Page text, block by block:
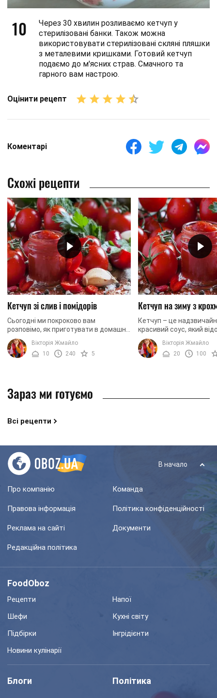
10
Через 30 хвилин розливаємо кетчуп у
стерилізовані банки. Також можна
використовувати стерилізовані скляні пляшки
з металевими кришками. Готовий кетчуп
подаємо до м'ясних страв. Смачного та
гарного вам настрою.
Оцінити рецепт
Коментарі
Схожі рецепти
Кетчуп зі слив і помідорів
Сьогодні ми покроково вам
розповімо, як приготувати в домашніх
умовах невимовно смачний,
ароматний та надзвичайно
апетитний кетчуп зі слив та ...
Вікторія Жмайло
10
240 5
Кетчуп на зиму з
Кетчуп – це
красивий соус, який
практично в усьому
Здебільшого його
прагнучи ...
Вікторія Жмайло
20
100
Зараз ми готуємо
Всі рецепти
В начало
Про компанію Команда
Правова інформація Політика конфіденційності
Реклама на сайті Документи
Редакційна політика
FoodOboz
Рецепти
Напої
Шефи
Кухні світу
Підбірки
Інгрідієнти
Новини кулінарії
Блоги Політика